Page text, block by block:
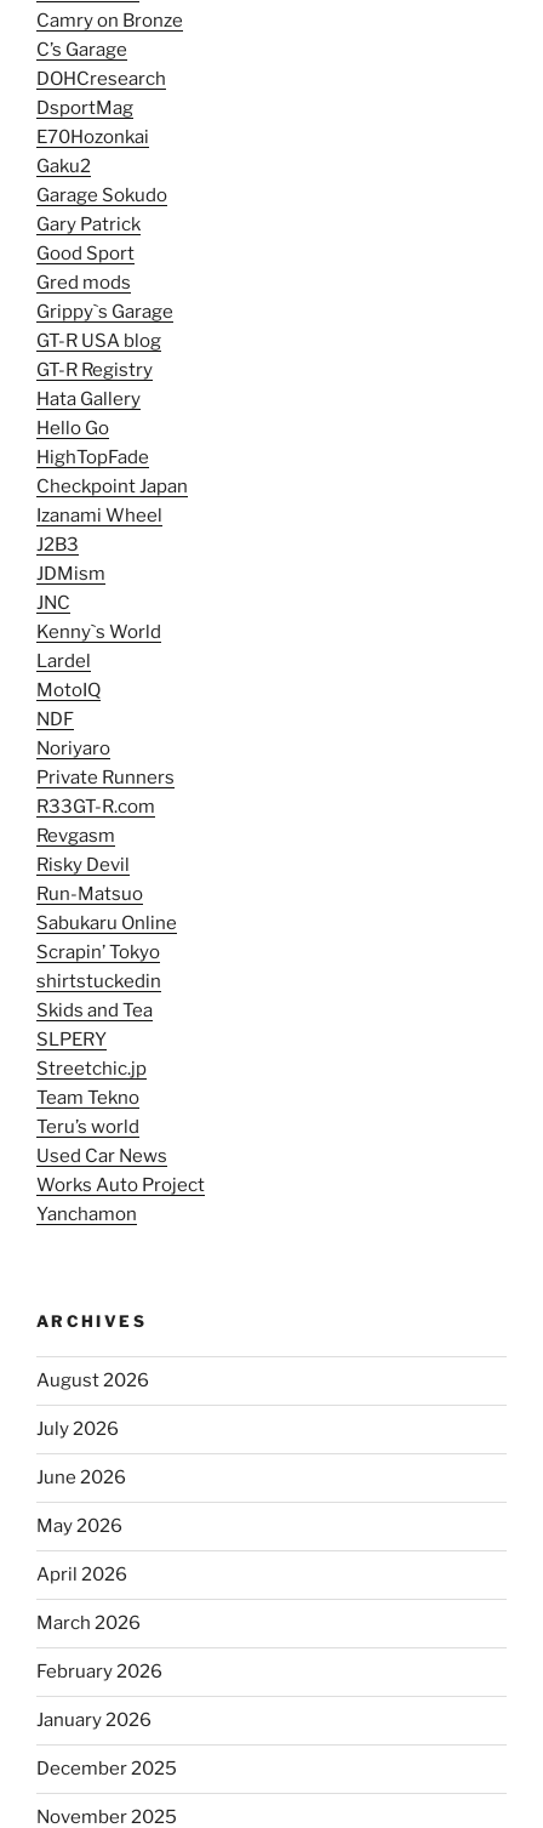
Camry on Bronze
C’s Garage
DOHCresearch
DsportMag
E70Hozonkai
Gaku2
Garage Sokudo
Gary Patrick
Good Sport
Gred mods
Grippy`s Garage
GT-R USA blog
GT-R Registry
Hata Gallery
Hello Go
HighTopFade
Checkpoint Japan
Izanami Wheel
J2B3
JDMism
JNC
Kenny`s World
Lardel
MotoIQ
NDF
Noriyaro
Private Runners
R33GT-R.com
Revgasm
Risky Devil
Run-Matsuo
Sabukaru Online
Scrapin’ Tokyo
shirtstuckedin
Skids and Tea
SLPERY
Streetchic.jp
Team Tekno
Teru’s world
Used Car News
Works Auto Project
Yanchamon
ARCHIVES
August 2026
July 2026
June 2026
May 2026
April 2026
March 2026
February 2026
January 2026
December 2025
November 2025